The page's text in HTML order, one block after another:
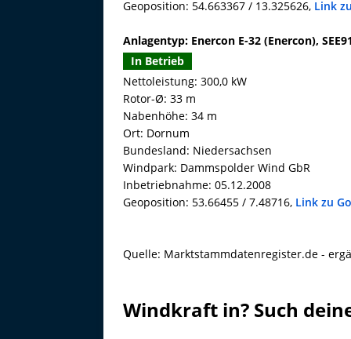
Geoposition: 54.663367 / 13.325626, Link
Anlagentyp: Enercon E-32 (Enercon),
In Betrieb
Nettoleistung: 300,0 kW
Rotor-Ø: 33 m
Nabenhöhe: 34 m
Ort: Dornum
Bundesland: Niedersachsen
Windpark: Dammspolder Wind GbR
Inbetriebnahme: 05.12.2008
Geoposition: 53.66455 / 7.48716, Link zu
Quelle: Marktstammdatenregister.de -
Windkraft in? Such